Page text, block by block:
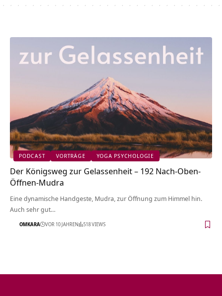
PODCAST VORTRÄGE YOGA PSYCHOLOGIE
Der Königsweg zur Gelassenheit – 192 Nach-Oben-
Öffnen-Mudra
Eine dynamische Handgeste, Mudra, zur Öffnung zum Himmel hin.
Auch sehr gut…
OMKARA VOR 10 JAHREN 518 VIEWS